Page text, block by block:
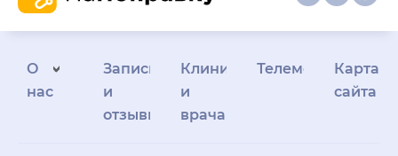
О
нас
Запись
и
отзывы
Клиникам
и
врачам
Телемедицина
Карта
сайта